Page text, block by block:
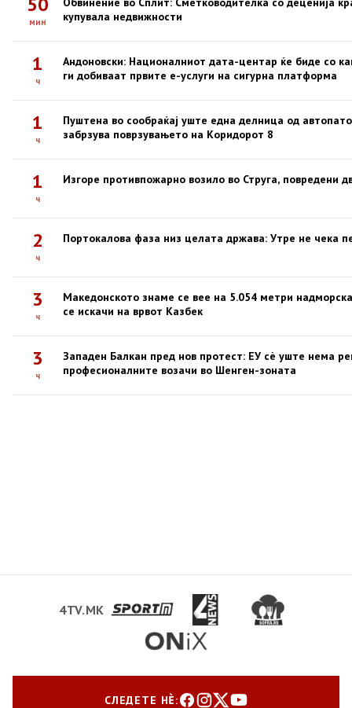
мин
купувала недвижности
1
ч
Андоновски: Националниот дата-центар ќе биде со
ги добиваат првите е-услуги на сигурна платформа
1
ч
Пуштена во сообраќај уште една делница од
забрзува поврзувањето на Коридорот 8
1
ч
Изгоре противпожарно возило во Струга, повредени
2
ч
Портокалова фаза низ целата држава: Утре не чека
3
ч
Македонското знаме се вее на 5.054 метри
се искачи на врвот Казбек
3
ч
Западен Балкан пред нов протест: ЕУ сè уште нема
професионалните возачи во Шенген-зоната
4TV.MK
СЛЕДЕТЕ НЀ: